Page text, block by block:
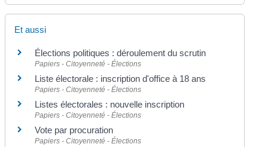
Et aussi
Élections politiques : déroulement du scrutin
Papiers - Citoyenneté - Élections
Liste électorale : inscription d'office à 18 ans
Papiers - Citoyenneté - Élections
Listes électorales : nouvelle inscription
Papiers - Citoyenneté - Élections
Vote par procuration
Papiers - Citoyenneté - Élections